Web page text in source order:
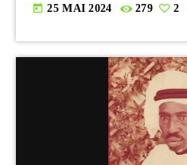
today 25 MAI 2024 279 2